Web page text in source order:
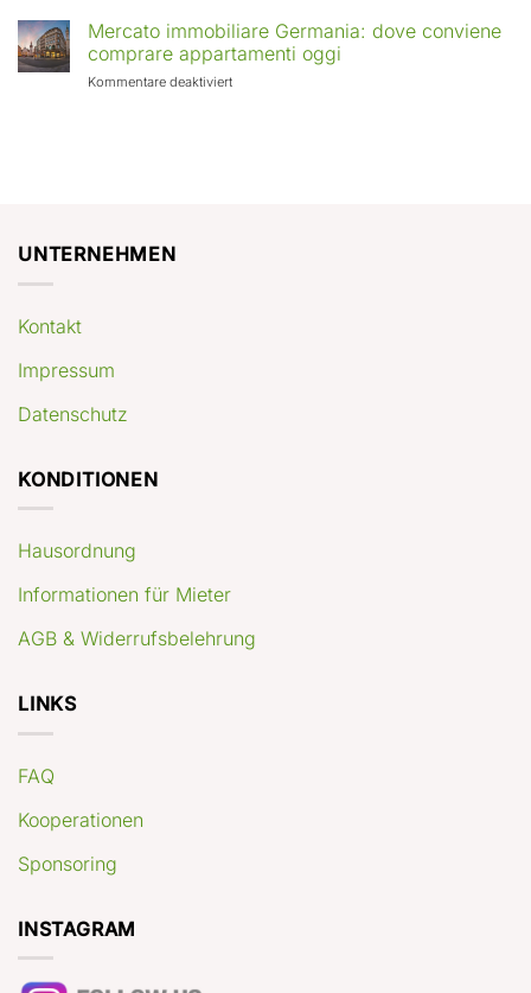
in
crescita
rendimenti
casa
a
Berlino
con
Mercato immobiliare Germania: dove conviene
comprare appartamenti oggi
Kommentare deaktiviertfür
UNTERNEHMEN
Kontakt
Impressum
Datenschutz
KONDITIONEN
Hausordnung
Informationen für Mieter
AGB & Widerrufsbelehrung
LINKS
FAQ
Kooperationen
Sponsoring
INSTAGRAM